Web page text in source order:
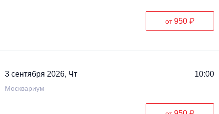
от950 ₽
3 сентября 2026, Чт 10:00
Москвариум